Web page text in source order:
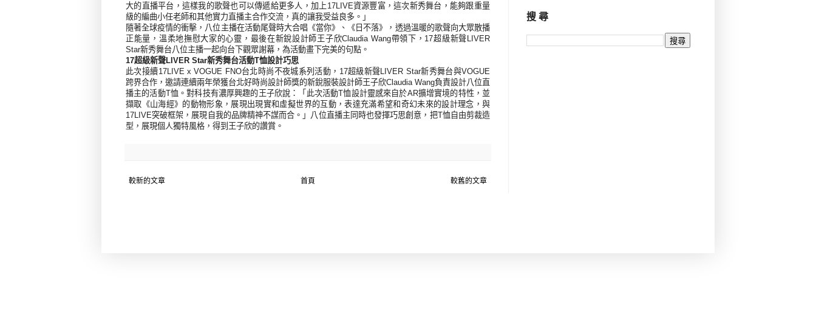
大的直播平台，這樣我的歌聲也可以傳遞給更多人，加上17LIVE資源豐富，這次新秀舞台，能夠跟重量
級的編曲小任老師和其他實力直播主合作交流，真的讓我受益良多。」
隨著全球疫情的衝擊，八位主播在活動尾聲時大合唱《當你》、《日不落》，透過溫暖的歌聲向大眾散播
正能量，溫柔地撫慰大家的心靈，最後在新銳設計師王子欣Claudia Wang帶領下，17超級新聲LIVER
Star新秀舞台八位主播一起向台下觀眾謝幕，為活動畫下完美的句點。
17超級新聲LIVER Star新秀舞台活動T恤設計巧思
此次接續17LIVE x VOGUE FNO台北時尚不夜城系列活動，17超級新聲LIVER Star新秀舞台與VOGUE
跨界合作，邀請連續兩年榮獲台北好時尚設計師獎的新銳服裝設計師王子欣Claudia Wang負責設計八位直
播主的活動T恤。對科技有濃厚興趣的王子欣說：「此次活動T恤設計靈感來自於AR擴增實境的特性，並
擷取《山海經》的動物形象，展現出現實和虛擬世界的互動，表達充滿希望和奇幻未來的設計理念， 與
17LIVE突破框架，展現自我的品牌精神不謀而合。」八位直播主同時也發揮巧思創意，把T恤自由剪裁造
型，展現個人獨特風格，得到王子欣的讚賞。
較新的文章 較舊的文章
首頁
搜 尋